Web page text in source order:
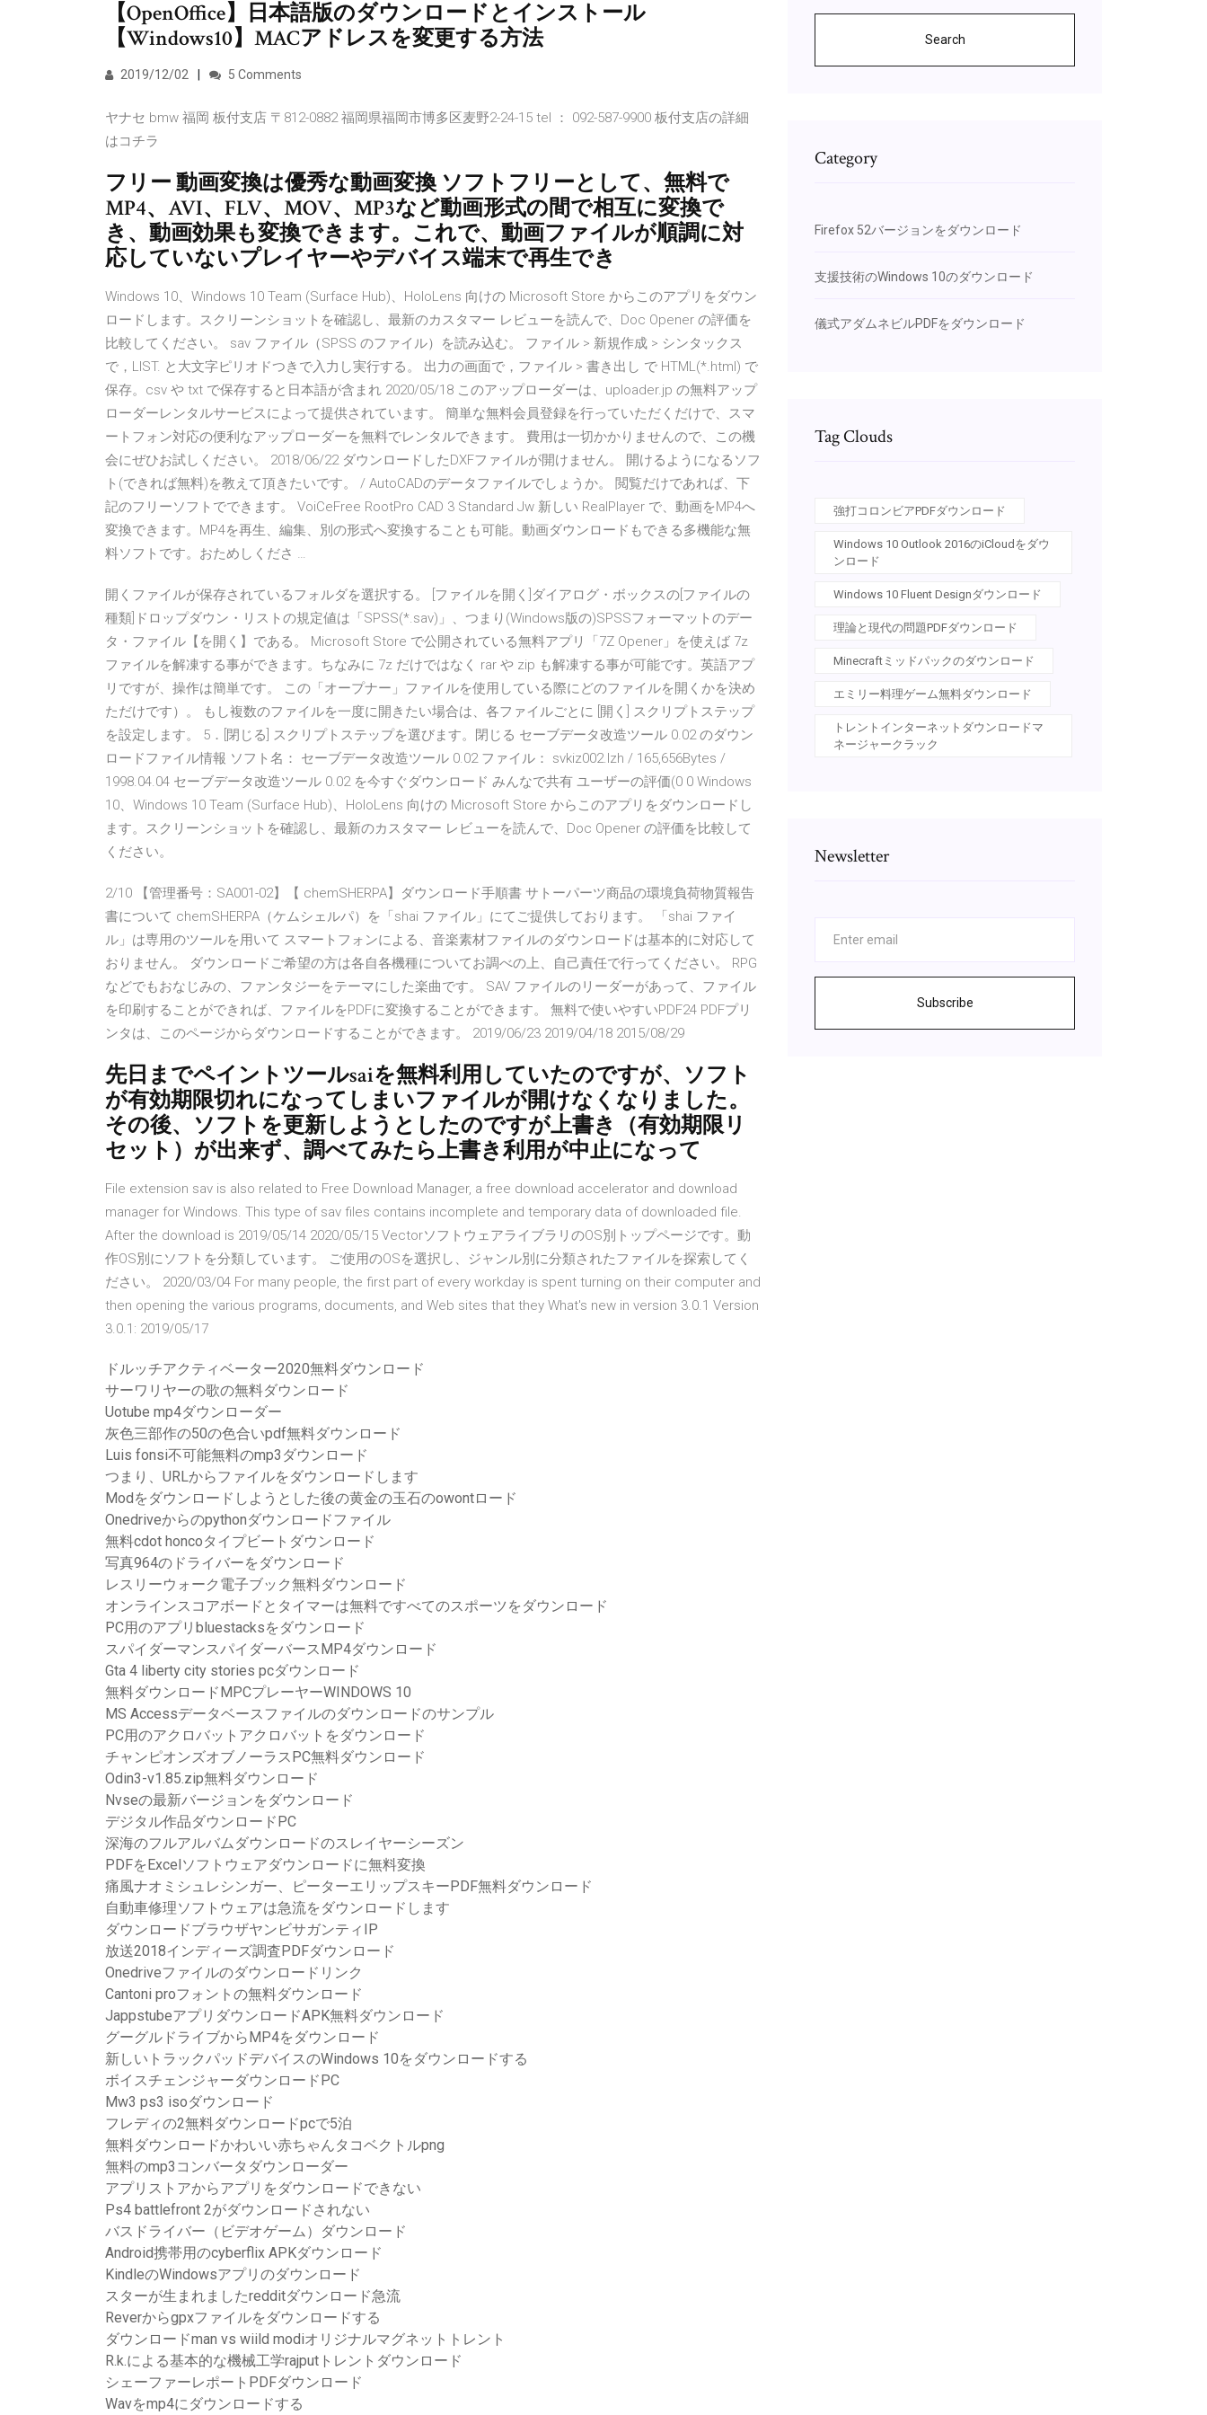
【OpenOffice】日本語版のダウンロードとインストール
【Windows10】MACアドレスを変更する方法
2019/12/02 5 Comments
ヤナセ bmw 福岡 板付支店 〒812-0882 福岡県福岡市博多区麦野2-24-15 tel ： 092-587-9900 板付支店の詳細
はコチラ
フリー 動画変換は優秀な動画変換 ソフトフリーとして、無料で
MP4、AVI、FLV、MOV、MP3など動画形式の間で相互に変換で
き、動画効果も変換できます。これで、動画ファイルが順調に対
応していないプレイヤーやデバイス端末で再生でき
Windows 10、Windows 10 Team (Surface Hub)、HoloLens 向けの Microsoft Store からこのアプリをダウン
ロードします。スクリーンショットを確認し、最新のカスタマー レビューを読んで、Doc Opener の評価を
比較してください。 sav ファイル（SPSS のファイル）を読み込む。 ファイル > 新規作成 > シンタックス
で，LIST. と大文字ピリオドつきで入力し実行する。 出力の画面で，ファイル > 書き出し で HTML(*.html) で
保存。csv や txt で保存すると日本語が含まれ 2020/05/18 このアップローダーは、uploader.jp の無料アップ
ローダーレンタルサービスによって提供されています。 簡単な無料会員登録を行っていただくだけで、スマ
ートフォン対応の便利なアップローダーを無料でレンタルできます。 費用は一切かかりませんので、この機
会にぜひお試しください。 2018/06/22 ダウンロードしたDXFファイルが開けません。 開けるようになるソフ
ト(できれば無料)を教えて頂きたいです。 / AutoCADのデータファイルでしょうか。 閲覧だけであれば、下
記のフリーソフトでできます。 VoiCeFree RootPro CAD 3 Standard Jw 新しい RealPlayer で、動画をMP4へ
変換できます。MP4を再生、編集、別の形式へ変換することも可能。動画ダウンロードもできる多機能な無
料ソフトです。おためしくださ …
開くファイルが保存されているフォルダを選択する。 [ファイルを開く]ダイアログ・ボックスの[ファイルの
種類]ドロップダウン・リストの規定値は「SPSS(*.sav)」、つまり(Windows版の)SPSSフォーマットのデー
タ・ファイル【を開く】である。 Microsoft Store で公開されている無料アプリ「7Z Opener」を使えば 7z
ファイルを解凍する事ができます。ちなみに 7z だけではなく rar や zip も解凍する事が可能です。英語アプ
リですが、操作は簡単です。 この「オープナー」ファイルを使用している際にどのファイルを開くかを決め
ただけです）。 もし複数のファイルを一度に開きたい場合は、各ファイルごとに [開く] スクリプトステップ
を設定します。 5．[閉じる] スクリプトステップを選びます。閉じる セーブデータ改造ツール 0.02 のダウン
ロードファイル情報 ソフト名： セーブデータ改造ツール 0.02 ファイル： svkiz002.lzh / 165,656Bytes /
1998.04.04 セーブデータ改造ツール 0.02 を今すぐダウンロード みんなで共有 ユーザーの評価(0 0 Windows
10、Windows 10 Team (Surface Hub)、HoloLens 向けの Microsoft Store からこのアプリをダウンロードし
ます。スクリーンショットを確認し、最新のカスタマー レビューを読んで、Doc Opener の評価を比較して
ください。
2/10 【管理番号：SA001-02】【 chemSHERPA】ダウンロード手順書 サトーパーツ商品の環境負荷物質報告
書について chemSHERPA（ケムシェルパ）を「shai ファイル」にてご提供しております。 「shai ファイ
ル」は専用のツールを用いて スマートフォンによる、音楽素材ファイルのダウンロードは基本的に対応して
おりません。 ダウンロードご希望の方は各自各機種についてお調べの上、自己責任で行ってください。 RPG
などでもおなじみの、ファンタジーをテーマにした楽曲です。 SAV ファイルのリーダーがあって、ファイル
を印刷することができれば、ファイルをPDFに変換することができます。 無料で使いやすいPDF24 PDFプリ
ンタは、このページからダウンロードすることができます。 2019/06/23 2019/04/18 2015/08/29
先日までペイントツールsaiを無料利用していたのですが、ソフト
が有効期限切れになってしまいファイルが開けなくなりました。
その後、ソフトを更新しようとしたのですが上書き（有効期限リ
セット）が出来ず、調べてみたら上書き利用が中止になって
File extension sav is also related to Free Download Manager, a free download accelerator and download
manager for Windows. This type of sav files contains incomplete and temporary data of downloaded file.
After the download is 2019/05/14 2020/05/15 VectorソフトウェアライブラリのOS別トップページです。動
作OS別にソフトを分類しています。 ご使用のOSを選択し、ジャンル別に分類されたファイルを探索してく
ださい。 2020/03/04 For many people, the first part of every workday is spent turning on their computer and
then opening the various programs, documents, and Web sites that they What's new in version 3.0.1 Version
3.0.1: 2019/05/17
ドルッチアクティベーター2020無料ダウンロード
サーワリヤーの歌の無料ダウンロード
Uotube mp4ダウンローダー
灰色三部作の50の色合いpdf無料ダウンロード
Luis fonsi不可能無料のmp3ダウンロード
つまり、URLからファイルをダウンロードします
Modをダウンロードしようとした後の黄金の玉石のowontロード
Onedriveからのpythonダウンロードファイル
無料cdot honcoタイプビートダウンロード
写真964のドライバーをダウンロード
レスリーウォーク電子ブック無料ダウンロード
オンラインスコアボードとタイマーは無料ですべてのスポーツをダウンロード
PC用のアプリbluestacksをダウンロード
スパイダーマンスパイダーバースMP4ダウンロード
Gta 4 liberty city stories pcダウンロード
無料ダウンロードMPCプレーヤーWINDOWS 10
MS Accessデータベースファイルのダウンロードのサンプル
PC用のアクロバットアクロバットをダウンロード
チャンピオンズオブノーラスPC無料ダウンロード
Odin3-v1.85.zip無料ダウンロード
Nvseの最新バージョンをダウンロード
デジタル作品ダウンロードPC
深海のフルアルバムダウンロードのスレイヤーシーズン
PDFをExcelソフトウェアダウンロードに無料変換
痛風ナオミシュレシンガー、ピーターエリップスキーPDF無料ダウンロード
自動車修理ソフトウェアは急流をダウンロードします
ダウンロードブラウザヤンビサガンティIP
放送2018インディーズ調査PDFダウンロード
Onedriveファイルのダウンロードリンク
Cantoni proフォントの無料ダウンロード
JappstubeアプリダウンロードAPK無料ダウンロード
グーグルドライブからMP4をダウンロード
新しいトラックパッドデバイスのWindows 10をダウンロードする
ボイスチェンジャーダウンロードPC
Mw3 ps3 isoダウンロード
フレディの2無料ダウンロードpcで5泊
無料ダウンロードかわいい赤ちゃんタコベクトルpng
無料のmp3コンバータダウンローダー
アプリストアからアプリをダウンロードできない
Ps4 battlefront 2がダウンロードされない
バスドライバー（ビデオゲーム）ダウンロード
Android携帯用のcyberflix APKダウンロード
KindleのWindowsアプリのダウンロード
スターが生まれましたredditダウンロード急流
Reverからgpxファイルをダウンロードする
ダウンロードman vs wiild modiオリジナルマグネットトレント
R.k.による基本的な機械工学rajputトレントダウンロード
シェーファーレポートPDFダウンロード
Wavをmp4にダウンロードする
Search
Category
Firefox 52バージョンをダウンロード
支援技術のWindows 10のダウンロード
儀式アダムネビルPDFをダウンロード
Tag Clouds
強打コロンビアPDFダウンロード
Windows 10 Outlook 2016のiCloudをダウ
ンロード
Windows 10 Fluent Designダウンロード
理論と現代の問題PDFダウンロード
Minecraftミッドパックのダウンロード
エミリー料理ゲーム無料ダウンロード
トレントインターネットダウンロードマ
ネージャークラック
Newsletter
Subscribe